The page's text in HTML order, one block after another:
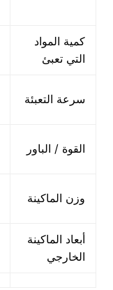
كمية المواد
التي تعبئ
سرعة التعبئة
القوة / الباور
وزن الماكينة
أبعاد الماكينة
الخارجي